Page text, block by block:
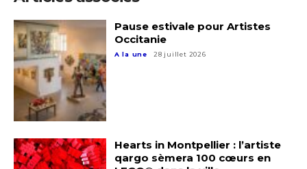
Occitanie
qargo sèmera 100 cœurs en
LEGO® dans la ville